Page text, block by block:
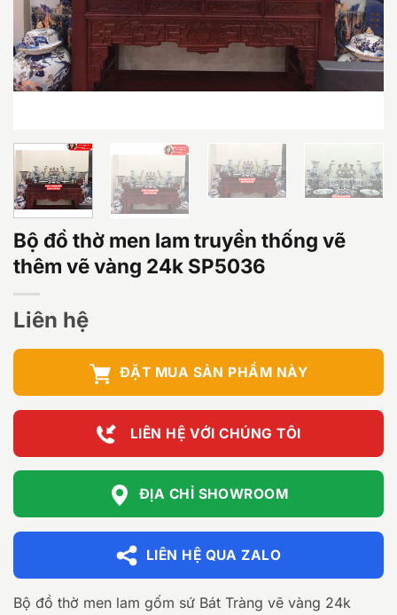
Bộ đồ thờ men lam truyền thống vẽ
thêm vẽ vàng 24k SP5036
Liên hệ
ĐẶT MUA SẢN PHẨM NÀY
LIÊN HỆ VỚI CHÚNG TÔI
ĐỊA CHỈ SHOWROOM
LIÊN HỆ QUA ZALO
Bộ đồ thờ men lam gốm sứ Bát Tràng vẽ vàng 24k